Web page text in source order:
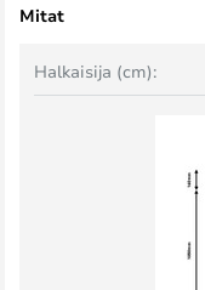
Mitat
Halkaisija (cm):